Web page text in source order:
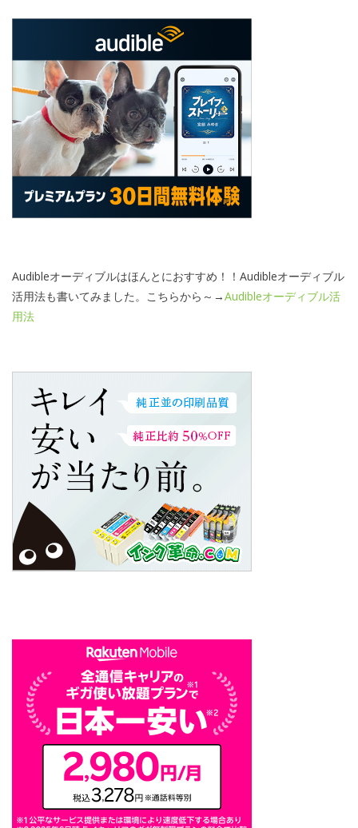
Audibleオーディブルはほんとにおすすめ！！Audibleオーディブル
活用法も書いてみました。こちらから～→Audibleオーディブル活
用法